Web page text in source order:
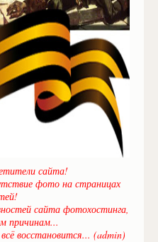
сайта!
фото на страницах
сайта фотохостинга,
причинам...
восстановится... (admin)